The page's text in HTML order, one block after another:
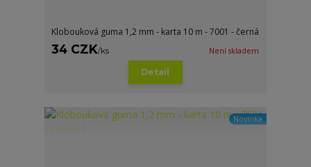
Klobouková guma 1,2 mm - karta 10 m - 7001 - černá
34 CZK/ks Není skladem
Detail
Novinka